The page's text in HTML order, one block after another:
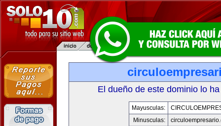
El dueño de este dominio lo
Mayusculas:
Minusculas: